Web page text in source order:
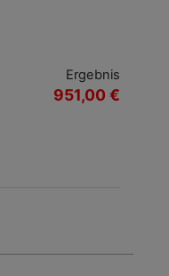
Ergebnis
951,00 €